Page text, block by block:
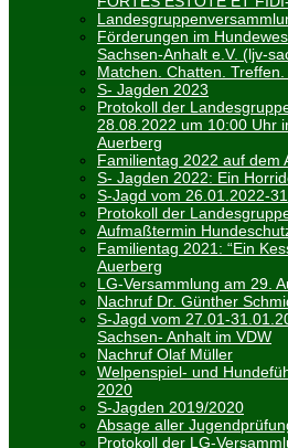
Förderungen im
Sachsen-Anhalt e.V. (ljv-
Matchen. Chatten.
S- Jagden 2023
Protokoll der
28.08.2022 um 10:00 Uhr
Auerberg
Familientag 2022 auf dem
S- Jagden 2022: Ein
S-Jagd vom 26.01.2022-
Protokoll der
Aufmaßtermin
Familientag 2021: “Ein
Auerberg
LG-Versammlung am 29.
Nachruf Dr. Günther
S-Jagd vom 27.01-
Sachsen- Anhalt im VDW
Nachruf Olaf Müller
Welpenspiel- und
2020
S-Jagden 2019/2020
Absage aller
Protokoll der LG-